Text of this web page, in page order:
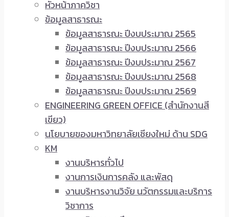
หัวหน้าภาควิชา
ข้อมูลสาธารณะ
ข้อมูลสาธารณะ ปีงบประมาณ 2565
ข้อมูลสาธารณะ ปีงบประมาณ 2566
ข้อมูลสาธารณะ ปีงบประมาณ 2567
ข้อมูลสาธารณะ ปีงบประมาณ 2568
ข้อมูลสาธารณะ ปีงบประมาณ 2569
ENGINEERING GREEN OFFICE (สำนักงานสี
เขียว)
นโยบายของมหาวิทยาลัยเชียงใหม่ ด้าน SDG
KM
งานบริหารทั่วไป
งานการเงินการคลัง และพัสดุ
งานบริหารงานวิจัย นวัตกรรมและบริการ
วิชาการ